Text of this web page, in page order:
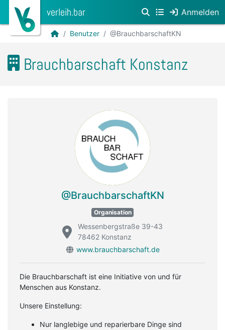
verleih.bar Anmelden
Benutzer @BrauchbarschaftKN
Brauchbarschaft Konstanz
@BrauchbarschaftKN
Organisation
Wessenbergstraße 39-43
78462 Konstanz
www.brauchbarschaft.de
Die Brauchbarschaft ist eine Initiative von und für
Menschen aus Konstanz.
Unsere Einstellung:
Nur langlebige und reparierbare Dinge sind